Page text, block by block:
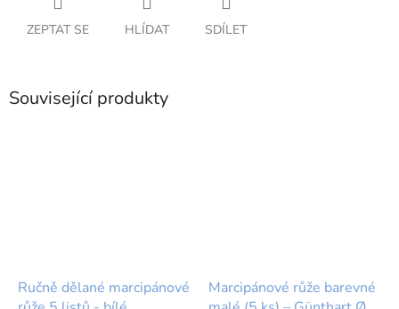
ZEPTAT SE HLÍDAT SDÍLET
Související produkty
Ručně dělané marcipánové
Marcipánové růže barevné